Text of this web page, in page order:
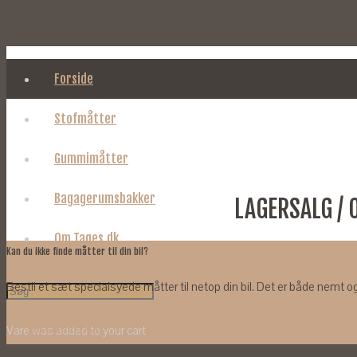
Forside
Stofmåtter
Gummimåtter
Bagagerumsbakker
Om Tages.dk
Vare was added to your cart
LAGERSALG /
Kan du ikke finde måtter til din bil?
Bestil et sæt specialsyede måtter til netop din bil. Det er både nemt
VÆLG MÅTTER